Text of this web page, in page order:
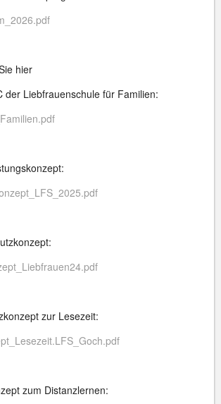
hier
der Liebfrauenschule für Familien:
zur Lesezeit:
zum Distanzlernen: